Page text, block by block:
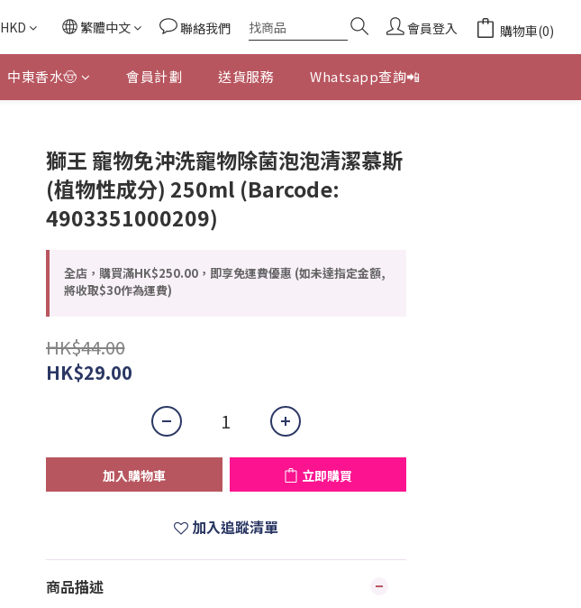
HKD 繁體中文 聯絡我們 會員登入 購物車(0)
中東香水🤠 會員計劃 送貨服務 Whatsapp查詢📲
獅王 寵物免沖洗寵物除菌泡泡清潔慕斯
(植物性成分) 250ml (Barcode:
4903351000209)
全店，購買滿HK$250.00，即享免運費優惠 (如未達指定金額,
將收取$30作為運費)
HK$44.00
HK$29.00
加入購物車 立即購買
加入追蹤清單
商品描述